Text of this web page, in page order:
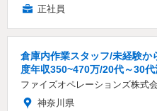
正社員
倉庫内作業スタッフ/未経験か
度年収350~470万/20代～30
ファイズオペレーションズ株式
神奈川県